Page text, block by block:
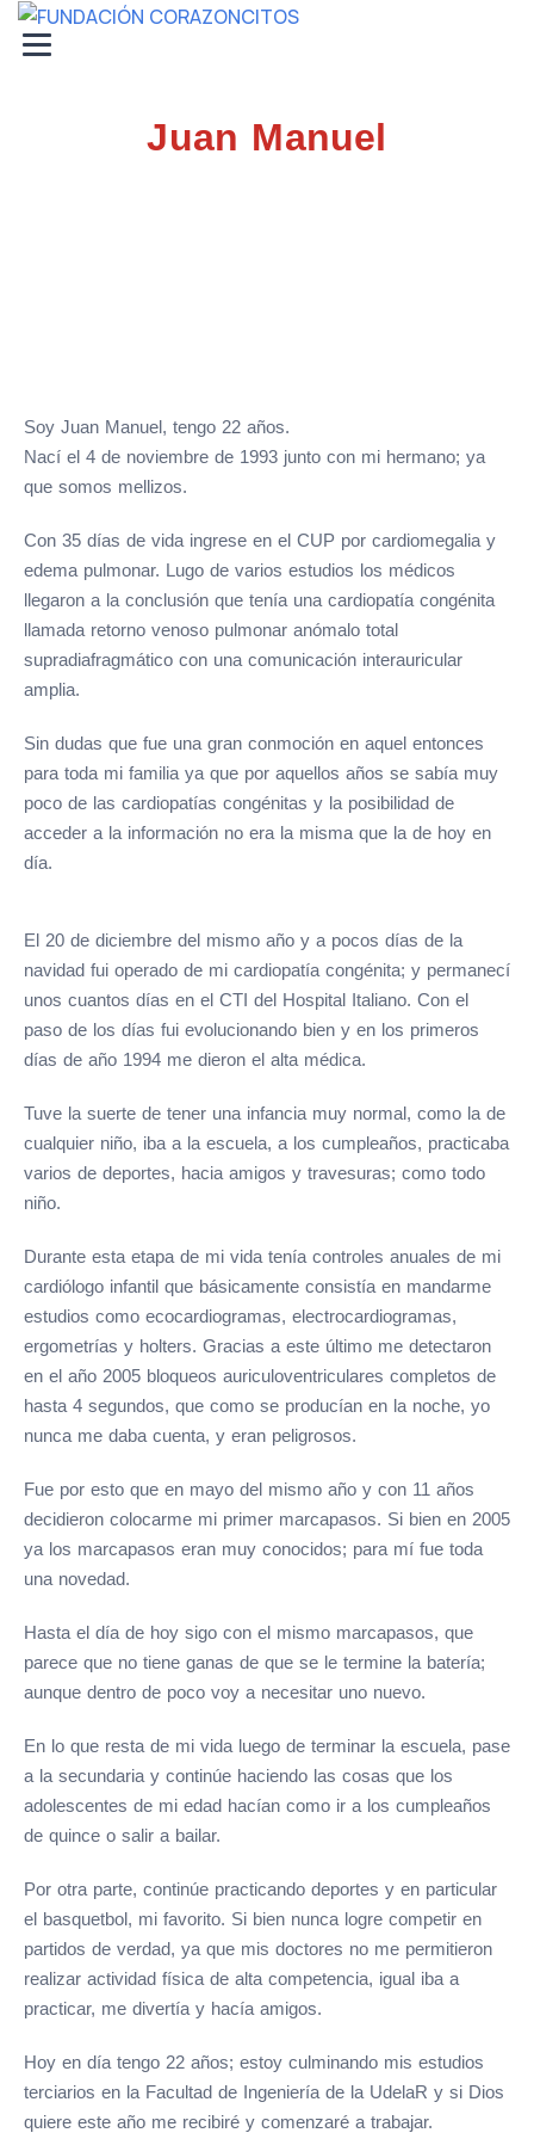
Juan Manuel
Soy Juan Manuel, tengo 22 años.
Nací el 4 de noviembre de 1993 junto con mi hermano; ya
que somos mellizos.
Con 35 días de vida ingrese en el CUP por cardiomegalia y
edema pulmonar. Lugo de varios estudios los médicos
llegaron a la conclusión que tenía una cardiopatía congénita
llamada retorno venoso pulmonar anómalo total
supradiafragmático con una comunicación interauricular
amplia.
Sin dudas que fue una gran conmoción en aquel entonces
para toda mi familia ya que por aquellos años se sabía muy
poco de las cardiopatías congénitas y la posibilidad de
acceder a la información no era la misma que la de hoy en
día.
El 20 de diciembre del mismo año y a pocos días de la
navidad fui operado de mi cardiopatía congénita; y permanecí
unos cuantos días en el CTI del Hospital Italiano. Con el
paso de los días fui evolucionando bien y en los primeros
días de año 1994 me dieron el alta médica.
Tuve la suerte de tener una infancia muy normal, como la de
cualquier niño, iba a la escuela, a los cumpleaños, practicaba
varios de deportes, hacia amigos y travesuras; como todo
niño.
Durante esta etapa de mi vida tenía controles anuales de mi
cardiólogo infantil que básicamente consistía en mandarme
estudios como ecocardiogramas, electrocardiogramas,
ergometrías y holters. Gracias a este último me detectaron
en el año 2005 bloqueos auriculoventriculares completos de
hasta 4 segundos, que como se producían en la noche, yo
nunca me daba cuenta, y eran peligrosos.
Fue por esto que en mayo del mismo año y con 11 años
decidieron colocarme mi primer marcapasos. Si bien en 2005
ya los marcapasos eran muy conocidos; para mí fue toda
una novedad.
Hasta el día de hoy sigo con el mismo marcapasos, que
parece que no tiene ganas de que se le termine la batería;
aunque dentro de poco voy a necesitar uno nuevo.
En lo que resta de mi vida luego de terminar la escuela, pase
a la secundaria y continúe haciendo las cosas que los
adolescentes de mi edad hacían como ir a los cumpleaños
de quince o salir a bailar.
Por otra parte, continúe practicando deportes y en particular
el basquetbol, mi favorito. Si bien nunca logre competir en
partidos de verdad, ya que mis doctores no me permitieron
realizar actividad física de alta competencia, igual iba a
practicar, me divertía y hacía amigos.
Hoy en día tengo 22 años; estoy culminando mis estudios
terciarios en la Facultad de Ingeniería de la UdelaR y si Dios
quiere este año me recibiré y comenzaré a trabajar.